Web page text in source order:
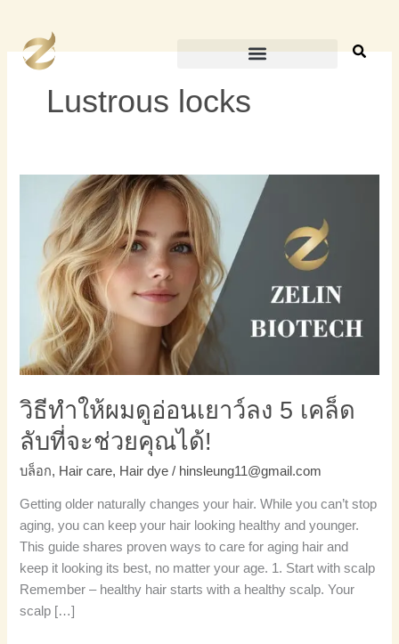
content
Lustrous locks
วิธีทำให้ผมดูอ่อนเยาว์ลง 5 เคล็ด
ลับที่จะช่วยคุณได้!
บล็อก, Hair care, Hair dye / hinsleung11@gmail.com
Getting older naturally changes your hair. While you can’t stop
aging, you can keep your hair looking healthy and younger.
This guide shares proven ways to care for aging hair and
keep it looking its best, no matter your age. 1. Start with scalp
Remember – healthy hair starts with a healthy scalp. Your
scalp […]
อ่อน
เคล็ด
ลับ
ที่
จะ
ช่วย
คุณ